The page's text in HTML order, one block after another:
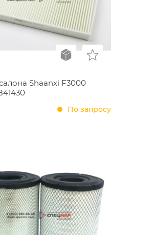
Shaanxi F3000
По запросу